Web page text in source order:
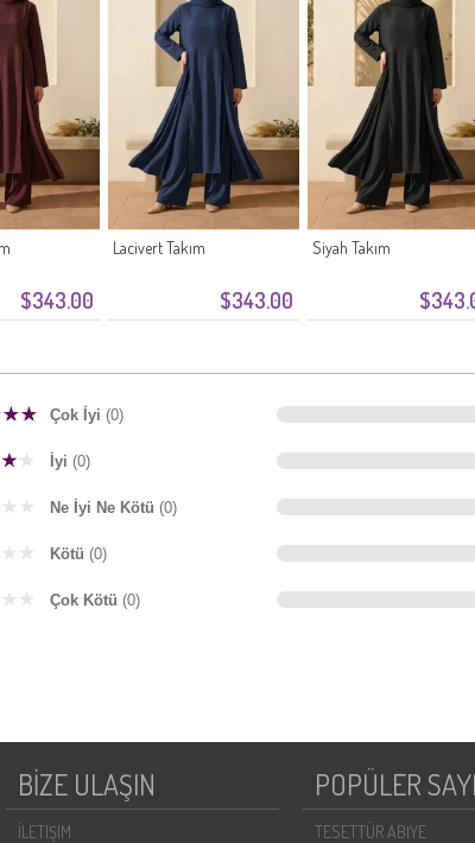
$343.00 $343.00
Lacivert Takım Siyah Takım
Çok İyi (0)
İyi (0)
Ne İyi Ne Kötü (0)
Kötü (0)
Çok Kötü (0)
BİZE ULAŞIN
İLETIŞIM
POPÜLER
TESETTÜR ABİYE